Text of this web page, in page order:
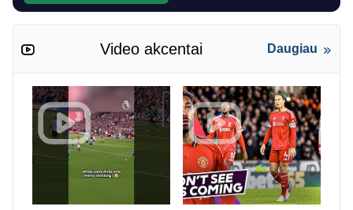
Video akcentai Daugiau